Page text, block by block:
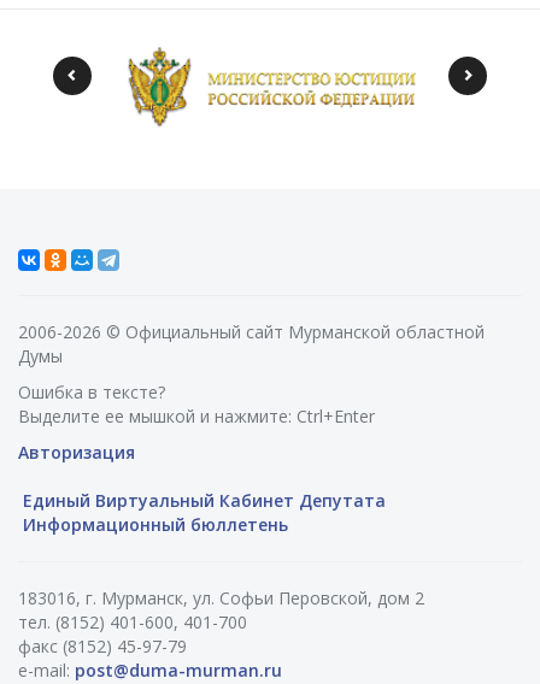
2006-2026 © Официальный сайт Мурманской областной
Думы
Ошибка в тексте?
Выделите ее мышкой и нажмите: Ctrl+Enter
Авторизация
Единый Виртуальный Кабинет Депутата
Информационный бюллетень
183016, г. Мурманск, ул. Софьи Перовской, дом 2
тел. (8152) 401-600, 401-700
факс (8152) 45-97-79
e-mail: post@duma-murman.ru